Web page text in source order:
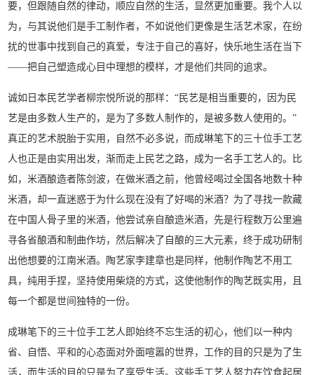
要，但跟随自然的律动，顺应自然的生活，显然更加重要。我个人以
为，与其说他们是手工制作者，不如说他们更像是生活艺术家，在纷
扰的世事中找到自己的真爱，专注于自己的喜好，快乐地生活在当下
——把自己塑造成心目中理想的模样，才是他们共同的追求。
诚如日本民艺学者柳宗悦所说的那样：“民艺是相当重要的，因为民
艺是由多数人生产的，是为了多数人制作的，是被多数人使用的。”
真正的艺术脱胎于实用，自然不必多说，而成琳笔下的三十位手工艺
人也正是由实用出发，渐而走上民艺之路，成为一名手工艺人的。比
如，米酒酿造者陈剑波，在做米酒之前，他曾经喝过全国各地数十种
米酒，却一直迷惑于为什么现在没有了好喝的米酒？为了寻找一款藏
在中国人骨子里的米酒，他尝试亲自酿造米酒，先是行程数万公里遍
寻各省酿酒和制曲作坊，然后解决了自酿的三大元素，终于成功研制
出他想要的江南米酒。陶艺家李建章也是同样，他制作陶艺不用工
具，纯用手捏，坚持使用柴烧的方式，这使他制作的陶艺既实用，且
每一个都是世间独特的一份。
成琳笔下的三十位手工艺人即始终不忘生活的初心，他们以一种内
省、自悟、平和的心态面对外面喧嚣的世界，工作的目的只是为了生
活，而生活的目的只是为了享受生活。这些手工艺人努力在饮食起居